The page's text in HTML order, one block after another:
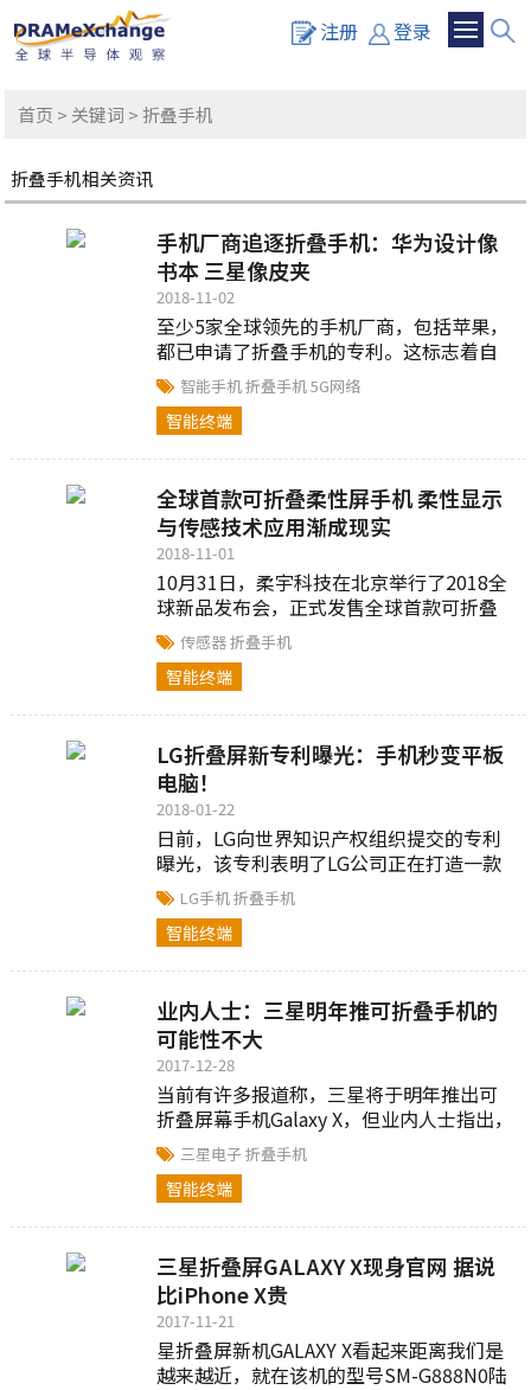
注册 登录
首页 > 关键词 > 折叠手机
折叠手机相关资讯
手机厂商追逐折叠手机：华为设计像
书本 三星像皮夹
2018-11-02
至少5家全球领先的手机厂商，包括苹果，
都已申请了折叠手机的专利。这标志着自
10年前智能手机时代开始以来，平板式的
手机设计即将发生重大变化。至少两家公
司...
智能手机折叠手机5G网络
智能终端
全球首款可折叠柔性屏手机 柔性显示
与传感技术应用渐成现实
2018-11-01
10月31日，柔宇科技在北京举行了2018全
球新品发布会，正式发售全球首款可折叠
柔性屏手机——FlexPai(“柔派”)。
FlexPai颠覆人们对传统智能手机的认...
传感器折叠手机
智能终端
LG折叠屏新专利曝光：手机秒变平板
电脑！
2018-01-22
日前，LG向世界知识产权组织提交的专利
曝光，该专利表明了LG公司正在打造一款
可折叠手机或是一款可折叠使用的平板电
脑。并将此设备描述为“具有可折叠柔性
显示器的手机”...
LG手机折叠手机
智能终端
业内人士：三星明年推可折叠手机的
可能性不大
2017-12-28
当前有许多报道称，三星将于明年推出可
折叠屏幕手机Galaxy X，但业内人士指出，
由于面临诸多技术挑战，三星明年推出
Galaxy X的可能性不大。美国科技媒体...
三星电子折叠手机
智能终端
三星折叠屏GALAXY X现身官网 据说
比iPhone X贵
2017-11-21
星折叠屏新机GALAXY X看起来距离我们是
越来越近，就在该机的型号SM-G888N0陆